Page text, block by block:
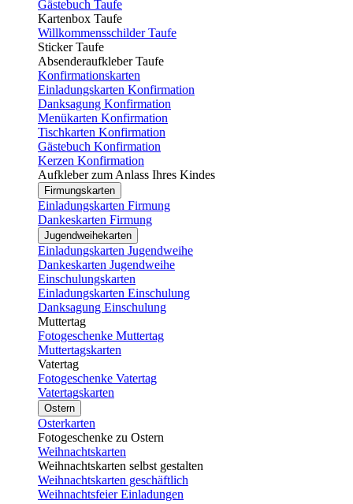
Gästebuch Taufe
Kartenbox Taufe
Willkommensschilder Taufe
Sticker Taufe
Absenderaufkleber Taufe
Konfirmationskarten
Einladungskarten Konfirmation
Danksagung Konfirmation
Menükarten Konfirmation
Tischkarten Konfirmation
Gästebuch Konfirmation
Kerzen Konfirmation
Aufkleber zum Anlass Ihres Kindes
Firmungskarten
Einladungskarten Firmung
Dankeskarten Firmung
Jugendweihekarten
Einladungskarten Jugendweihe
Dankeskarten Jugendweihe
Einschulungskarten
Einladungskarten Einschulung
Danksagung Einschulung
Muttertag
Fotogeschenke Muttertag
Muttertagskarten
Vatertag
Fotogeschenke Vatertag
Vatertagskarten
Ostern
Osterkarten
Fotogeschenke zu Ostern
Weihnachtskarten
Weihnachtskarten selbst gestalten
Weihnachtskarten geschäftlich
Weihnachtsfeier Einladungen